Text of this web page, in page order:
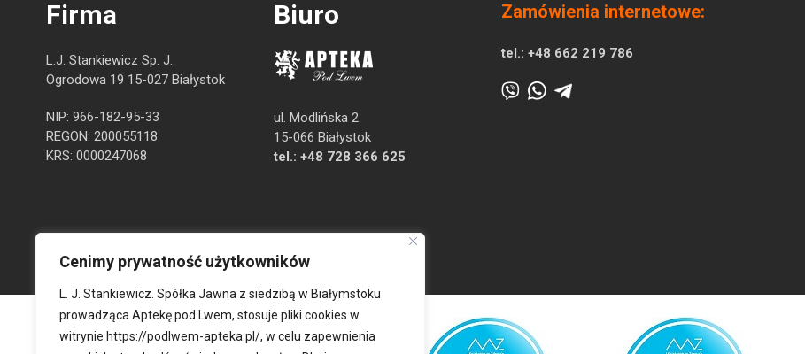
Cenimy prywatność użytkowników
L. J. Stankiewicz. Spółka Jawna z siedzibą w Białymstoku
prowadząca Aptekę pod Lwem, stosuje pliki cookies w
witrynie https://podlwem-apteka.pl/, w celu zapewnienia
Firma
L.J. Stankiewicz Sp. J.
Ogrodowa 19 15-027 Białystok
NIP: 966-182-95-33
REGON: 200055118
KRS: 0000247068
Biuro
ul. Modlińska 2
15-066 Białystok
tel.: +48 728 366 625
Zamówienia internetowe:
tel.: +48 662 219 786